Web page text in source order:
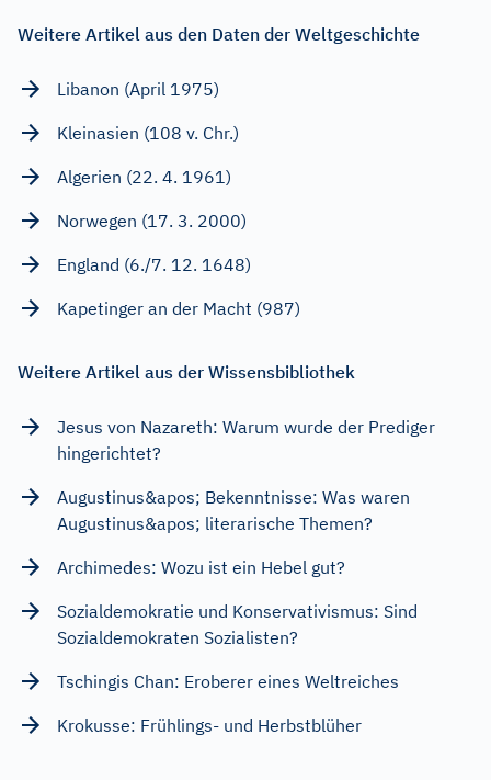
Weitere Artikel aus den Daten der Weltgeschichte
Libanon (April 1975)
Kleinasien (108 v. Chr.)
Algerien (22. 4. 1961)
Norwegen (17. 3. 2000)
England (6./7. 12. 1648)
Kapetinger an der Macht (987)
Weitere Artikel aus der Wissensbibliothek
Jesus von Nazareth: Warum wurde der Prediger
hingerichtet?
Augustinus&apos; Bekenntnisse: Was waren
Augustinus&apos; literarische Themen?
Archimedes: Wozu ist ein Hebel gut?
Sozialdemokratie und Konservativismus: Sind
Sozialdemokraten Sozialisten?
Tschingis Chan: Eroberer eines Weltreiches
Krokusse: Frühlings- und Herbstblüher